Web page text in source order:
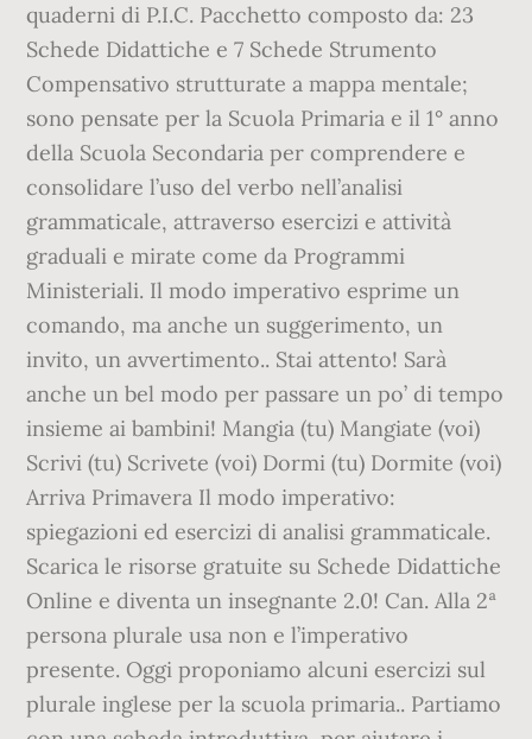
quaderni di P.I.C. Pacchetto composto da: 23
Schede Didattiche e 7 Schede Strumento
Compensativo strutturate a mappa mentale;
sono pensate per la Scuola Primaria e il 1° anno
della Scuola Secondaria per comprendere e
consolidare l’uso del verbo nell’analisi
grammaticale, attraverso esercizi e attività
graduali e mirate come da Programmi
Ministeriali. Il modo imperativo esprime un
comando, ma anche un suggerimento, un
invito, un avvertimento.. Stai attento! Sarà
anche un bel modo per passare un po’ di tempo
insieme ai bambini! Mangia (tu) Mangiate (voi)
Scrivi (tu) Scrivete (voi) Dormi (tu) Dormite (voi)
Arriva Primavera Il modo imperativo:
spiegazioni ed esercizi di analisi grammaticale.
Scarica le risorse gratuite su Schede Didattiche
Online e diventa un insegnante 2.0! Can. Alla 2ª
persona plurale usa non e l’imperativo
presente. Oggi proponiamo alcuni esercizi sul
plurale inglese per la scuola primaria.. Partiamo